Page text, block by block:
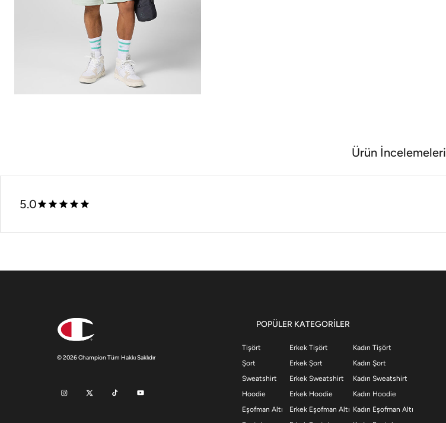
Ürün İncelemeleri
5.0
© 2026 Champion Tüm Hakkı Saklıdır
POPÜLER KATEGORİLER
Tişört
Şort
Sweatshirt
Hoodie
Eşofman Altı
Erkek Tişört
Erkek Şort
Erkek Sweatshirt
Erkek Hoodie
Erkek Eşofman Altı
Kadın Tişört
Kadın Şort
Kadın Sweatshirt
Kadın Hoodie
Kadın Eşofman Altı